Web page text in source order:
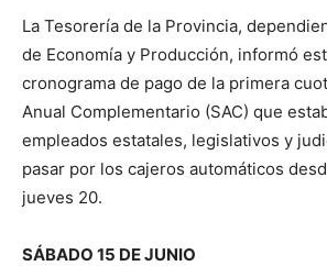
La Tesorería de la Provincia,
de Economía y Producción, informó
cronograma de pago de la primera
Anual Complementario (SAC) que
empleados estatales, legislativos y
pasar por los cajeros automáticos
jueves 20.
SÁBADO 15 DE JUNIO